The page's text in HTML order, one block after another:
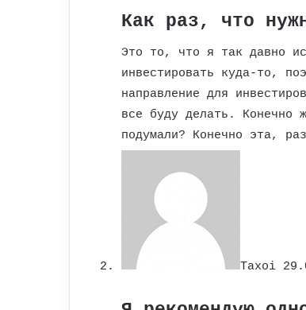
Как раз, что
Это то, что я так давно
инвестировать куда-то,
направление для
все буду делать. Конечно
подумали? Конечно эта,
Taxoi